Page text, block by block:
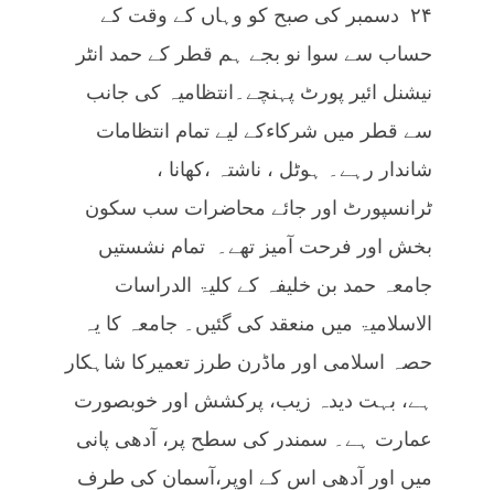
۲۴ دسمبر کی صبح کو وہاں کے وقت کے
حساب سے سوا نو بجے ہم قطر کے حمد انٹر
نیشنل ائیر پورٹ پہنچے۔انتظامیہ کی جانب
سے قطر میں شرکاءکے لیے تمام انتظامات
شاندار رہے۔ ہوٹل ، ناشتہ ،کھانا ،
ٹرانسپورٹ اور جائے محاضرات سب سکون
بخش اور فرحت آمیز تھے۔ تمام نشستیں
جامعہ حمد بن خلیفہ کے کلیۃ الدراسات
الاسلامیۃ میں منعقد کی گئیں۔ جامعہ کا یہ
حصہ اسلامی اور ماڈرن طرز تعمیرکا شاہکار
ہے، بہت دیدہ زیب، پرکشش اور خوبصورت
عمارت ہے۔ سمندر کی سطح پر، آدھی پانی
میں اور آدھی اس کے اوپر،آسمان کی طرف